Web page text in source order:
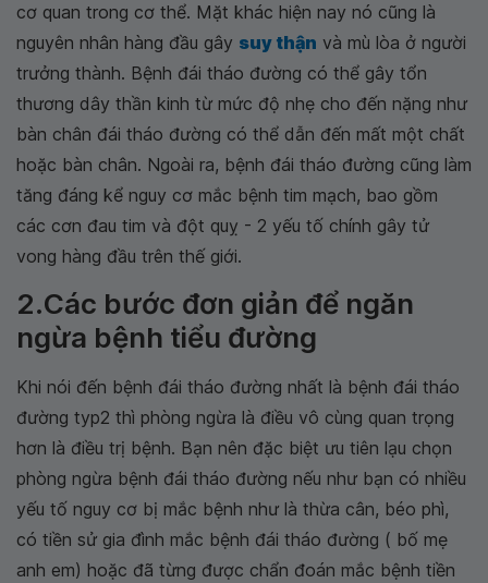
cơ quan trong cơ thể. Mặt khác hiện nay nó cũng là
nguyên nhân hàng đầu gây suy thận và mù lòa ở người
trưởng thành. Bệnh đái tháo đường có thể gây tổn
thương dây thần kinh từ mức độ nhẹ cho đến nặng như
bàn chân đái tháo đường có thể dẫn đến mất một chất
hoặc bàn chân. Ngoài ra, bệnh đái tháo đường cũng làm
tăng đáng kể nguy cơ mắc bệnh tim mạch, bao gồm
các cơn đau tim và đột quỵ - 2 yếu tố chính gây tử
vong hàng đầu trên thế giới.
2.Các bước đơn giản để ngăn
ngừa bệnh tiểu đường
Khi nói đến bệnh đái tháo đường nhất là bệnh đái tháo
đường typ2 thì phòng ngừa là điều vô cùng quan trọng
hơn là điều trị bệnh. Bạn nên đặc biệt ưu tiên lạu chọn
phòng ngừa bệnh đái tháo đường nếu như bạn có nhiều
yếu tố nguy cơ bị mắc bệnh như là thừa cân, béo phì,
có tiền sử gia đình mắc bệnh đái tháo đường ( bố mẹ
anh em) hoặc đã từng được chẩn đoán mắc bệnh tiền